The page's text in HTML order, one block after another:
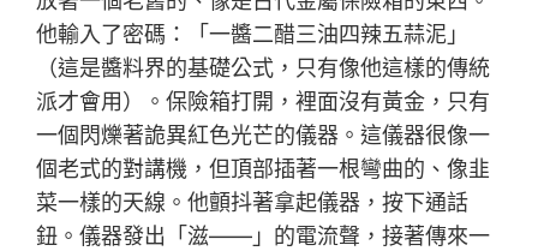
他輸入了密碼：「一醬二醋三油四辣五蒜泥」
（這是醬料界的基礎公式，只有像他這樣的傳統
派才會用）。保險箱打開，裡面沒有黃金，只有
一個閃爍著詭異紅色光芒的儀器。這儀器很像一
個老式的對講機，但頂部插著一根彎曲的、像韭
菜一樣的天線。他顫抖著拿起儀器，按下通話
鈕。儀器發出「滋——」的電流聲，接著傳來一